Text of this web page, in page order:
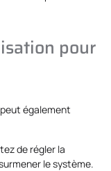
pour
également
de régler la
le système.